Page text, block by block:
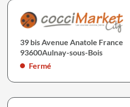
39 bis Avenue Anatole France
93600Aulnay-sous-Bois
Fermé